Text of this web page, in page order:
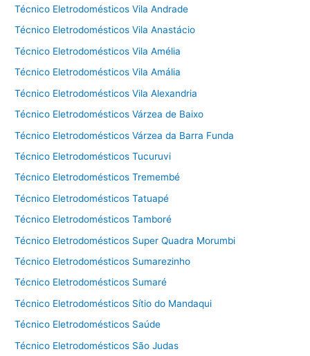
Técnico Eletrodomésticos Vila Andrade
Técnico Eletrodomésticos Vila Anastácio
Técnico Eletrodomésticos Vila Amélia
Técnico Eletrodomésticos Vila Amália
Técnico Eletrodomésticos Vila Alexandria
Técnico Eletrodomésticos Várzea de Baixo
Técnico Eletrodomésticos Várzea da Barra Funda
Técnico Eletrodomésticos Tucuruvi
Técnico Eletrodomésticos Tremembé
Técnico Eletrodomésticos Tatuapé
Técnico Eletrodomésticos Tamboré
Técnico Eletrodomésticos Super Quadra Morumbi
Técnico Eletrodomésticos Sumarezinho
Técnico Eletrodomésticos Sumaré
Técnico Eletrodomésticos Sítio do Mandaqui
Técnico Eletrodomésticos Saúde
Técnico Eletrodomésticos São Judas